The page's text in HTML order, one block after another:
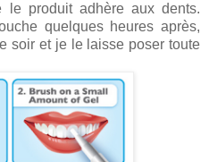
le produit adhère aux dents.
quelques heures après,
soir et je le laisse poser toute